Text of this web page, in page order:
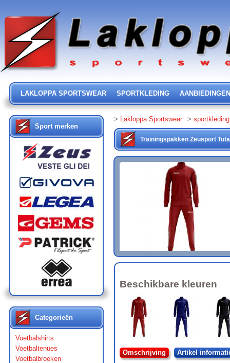
LAKLOPPA SPORTSWEAR SPORTKLEDING AANBIEDINGEN
Sport merken
Categorieën
Voetbalshirts
Voetbaltenues
Voetbalbroeken
> Lakloppa Sportswear > sportkleding
Trainingspakken Zeusport
Beschikbare kleuren
Omschrijving Artikel